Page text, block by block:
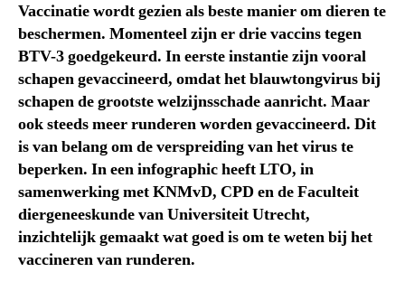
Vaccinatie wordt gezien als beste manier om dieren te
beschermen. Momenteel zijn er drie vaccins tegen
BTV-3 goedgekeurd. In eerste instantie zijn vooral
schapen gevaccineerd, omdat het blauwtongvirus bij
schapen de grootste welzijnsschade aanricht. Maar
ook steeds meer runderen worden gevaccineerd. Dit
is van belang om de verspreiding van het virus te
beperken. In een infographic heeft LTO, in
samenwerking met KNMvD, CPD en de Faculteit
diergeneeskunde van Universiteit Utrecht,
inzichtelijk gemaakt wat goed is om te weten bij het
vaccineren van runderen.